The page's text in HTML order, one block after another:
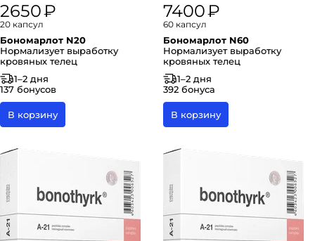
2650 ₽
20 капсул
Бономарлот N20
Нормализует выработку
кровяных телец
1–2 дня
137 бонусов
В корзину
7400 ₽
60 капсул
Бономарлот N60
Нормализует выработку
кровяных телец
1–2 дня
392 бонуса
В корзину